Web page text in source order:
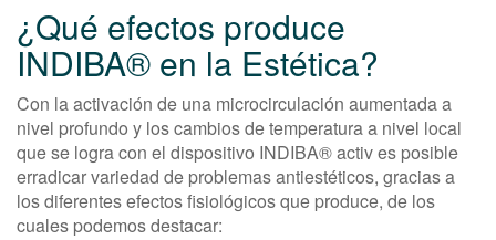
¿Qué efectos produce
INDIBA® en la Estética?
Con la activación de una microcirculación aumentada a
nivel profundo y los cambios de temperatura a nivel local
que se logra con el dispositivo INDIBA® activ es posible
erradicar variedad de problemas antiestéticos, gracias a
los diferentes efectos fisiológicos que produce, de los
cuales podemos destacar: